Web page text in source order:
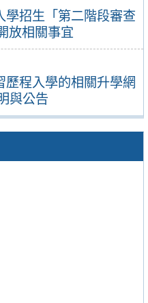
招生「第二階段審查
放相關事宜
程入學的相關升學網
與公告